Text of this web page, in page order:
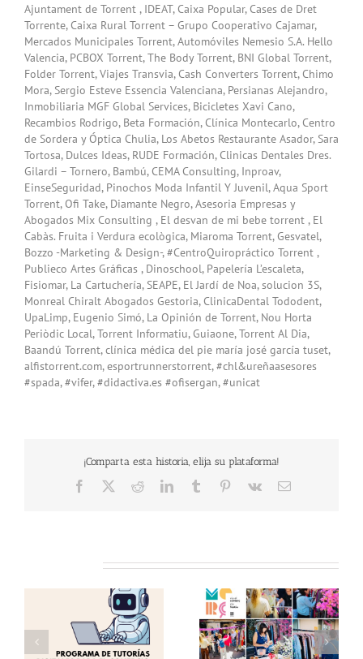
Ajuntament de Torrent , IDEAT,Caixa Popular,Cases de Dret
Torrente,Caixa Rural Torrent – Grupo Cooperativo Cajamar,
Mercados Municipales Torrent,Automóviles Nemesio S.A. Hello
Valencia, PCBOX Torrent,The Body Torrent, BNI Global Torrent,
Folder Torrent,Viajes Transvia,Cash Converters Torrent,Chimo
Mora, Sergio Esteve Essencia Valenciana, Persianas Alejandro,
Inmobiliaria MGF Global Services, Bicicletes Xavi Cano,
Recambios Rodrigo, Beta Formación,Clínica Montecarlo,Centro
de Sordera y Óptica Chulia, Los Abetos Restaurante Asador, Sara
Tortosa, Dulces Ideas, RUDE Formación,Clinicas Dentales Dres.
Gilardi – Tornero, Bambú,CEMA Consulting, Inproav,
‪EinseSeguridad‬, Pinochos Moda Infantil Y Juvenil,Aqua Sport
Torrent,Ofi Take, Diamante Negro,Asesoria Empresas y
Abogados Mix Consulting , El desvan de mi bebe torrent , El
Cabàs. Fruita i Verdura ecològica, Miaroma Torrent,Gesvatel,
Bozzo -Marketing & Design-,‪#CentroQuiropráctico Torrent‬ ,
Publieco Artes Gráficas , Dinoschool, Papelería L’escaleta,
Fisiomar, La Cartuchería, SEAPE, El Jardí de Noa, solucion 3S,
Monreal Chiralt Abogados Gestoria,ClinicaDental Tododent,
UpaLimp, Eugenio Simó, La Opinión de Torrent, Nou Horta
Periòdic Local,Torrent Informatiu,Guiaone,Torrent Al Dia,
Baandú Torrent,clínica médica del pie maría josé garcía tuset,
alfistorrent.com,esportrunnerstorrent,‪#chl‬&ureñaasesores
‪#spada‬,‪#vifer‬, #didactiva.es ‪#ofisergan‬,‪#unicat‬
¡Comparta esta historia, elija su plataforma!
Facebook RedditLinkedInTumblr Pinterest
Vk Email
Éxito en una nueva
edición del «Comerç al
Carrer de Torrent»!
Te invitamos a visitar
el «Comerç al Carrer
de Torrent» !!